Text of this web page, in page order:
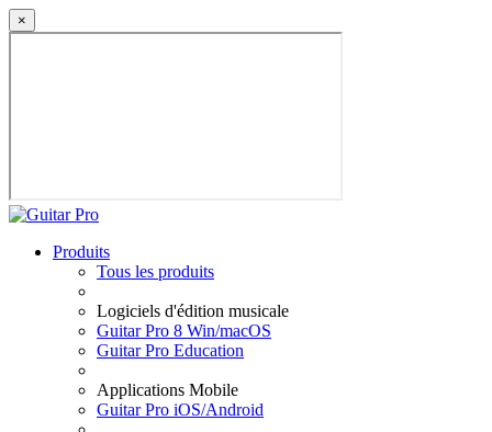
×
Produits
Tous les produits
Logiciels d'édition musicale
Guitar Pro 8 Win/macOS
Guitar Pro Education
Applications Mobile
Guitar Pro iOS/Android